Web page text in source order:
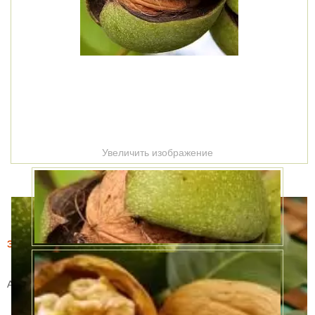
Увеличить изображение
Этот товар купили 3 раз за месяц
Орех Грецкий Память Минова
Артикул:WS_24616